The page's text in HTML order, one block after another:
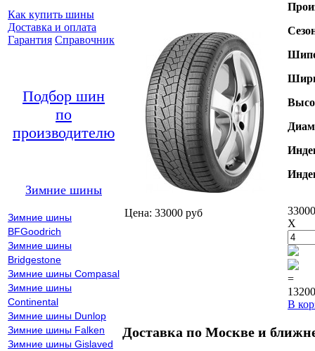
Как купить шины
Доставка и оплата
Гарантия Справочник
Подбор шин
по
производителю
Зимние шины
Зимние шины
BFGoodrich
Зимние шины
Bridgestone
Зимние шины Compasal
Зимние шины
Continental
Зимние шины Dunlop
Зимние шины Falken
Зимние шины Gislaved
Цена: 33000 руб
X
=
В
Доставка по Москве и